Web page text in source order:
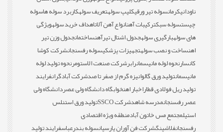
ناودانیکرمانسوله تیر ورقیکلیپ سولهتعریف سولهکاربرد سوله هاسوله
چیستسوله سبکترکیبات آهنانواع آهن آلاتاهداف خرید سولهویژگی
های سولهبارگیری سولهجدول اشتال تیرآهنساختمانجدول وزن تیر
اهنساخت و نصب سولهتجهیزات پزشکیسوله رفسنجانشرکت کوشا
کانسارنحوه لوله مانیسمانرابرشرکت صنعت الاستومرنحوه تولید لوله
مانیسمانتولید ورق گالوانیزه گرم از صفر تا صدشرکت آبادگرانفرایند
تولید ریل فولادی قطاراخبار اهنخوابگاه دانشگاه ولی عصردانشگاه ولی
عصر رفسنجانمدرسه شاهدشرکت SSCO
تولید ورق استنلس
استیلمجتمع مس خاتون آبادمنطقه ویژه اقتصادی
رفسنجانفلاشینگشرکت فن آوران پارسیانسوله بندرعباسفرایند تولید